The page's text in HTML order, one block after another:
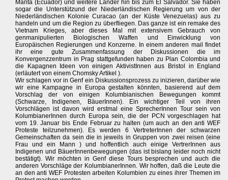
Manta (Ecuador) und weitere Länder hin bis zum El Salvador. Sie haben
sogar die Unterstützund der Niederländischen Regierung um von der
Niederländischen Kolonie Curacao (an der Küste Venezuelas) aus zu
handeln und um die Region zu überfliegen. Das ganze ist ein remake des
Vietnam Krieges, aber dieses Mal mit extensivem Gebrauch von
genmanipulierten Biologischen Waffen und Einwicklung von
Europäischen Regierungen und Konzerne. In einem anderen mail findet
ihr eine gute Zusammenfassung der Diskussionen die im
Konvergenzzentrum in Prag stattgefunden haben zu Plan Colombia und
die Kapagnen Ideen von einigen AktivistInnen aus Bristol in England
(erläutert von einem Chomsky Artikel ).
Wir schlagen vor in Genf ein Diskussionsprozess zu inizieren, darüber wie
wir eine Kampagne in Europa gestalten könnten, basierend auf dem
Vorschlag der von einigen Kolumbianischen Bewegungen kommt
(Schwarze, Indigenen, BäuerInnen). Ein wichtiger Teil von ihren
Vorschlägen ist davon wird erstmal eine SprecherInnen Tour sein von
KolumbianerInnen durch Europa sein, die der PCN vorgeschlagen hat
vom 19. Januar bis Ende Februar zu halten (um auch an den anti WEF
Proteste teilzunehmen). Es werden 6 VertreterInnen der schwarzen
Gemeinschaften da sein die in jeweils in Gruppen von zwei reisen (eine
Frau und ein Mann ) und hoffentlich auch einige VertrerInnen aus
Indigenen und BäuerInnenbewegungen (das ist bislang leider noch nicht
bestätigt). Wir möchten in Genf diese Tours besprechen und auch die
anderen Vorschläge der KolumbianerInnen. Wir hoffen, daß die Leute die
an den anti WEF Protesten arbeiten Kolumbien zu eines ihrer Themen im